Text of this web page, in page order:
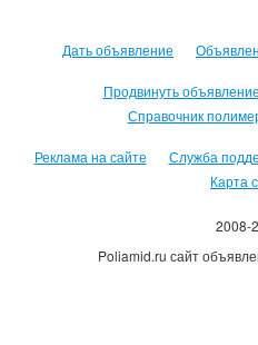
Дать объявление
Продвинуть объявление
Справочник
Реклама на сайте Служба
Карта
2008-
Poliamid.ru сайт